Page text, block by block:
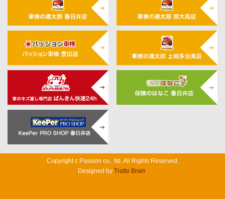
Copyright c Passion co., ltd. All Rights Reserved.
Designed by Tratto Brain.